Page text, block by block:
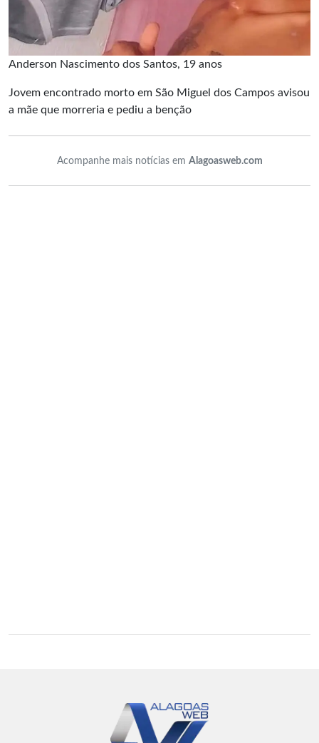
Anderson Nascimento dos Santos, 19 anos
Jovem encontrado morto em São Miguel dos Campos avisou
a mãe que morreria e pediu a benção
Acompanhe mais notícias em Alagoasweb.com